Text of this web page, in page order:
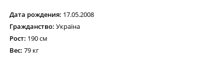
Дата рождения: 17.05.2008
Гражданство: Україна
Рост: 190 см
Вес: 79 кг